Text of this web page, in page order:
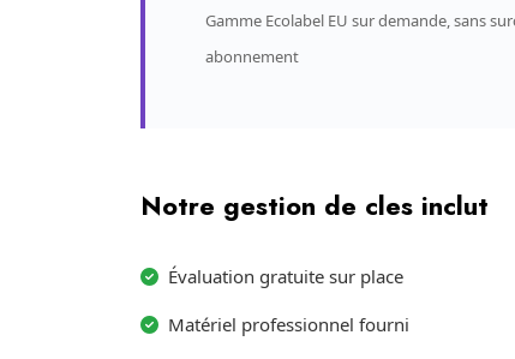
Gamme Ecolabel EU sur demande, sans
abonnement
Notre gestion de cles inclut
Évaluation gratuite sur place
Matériel professionnel fourni